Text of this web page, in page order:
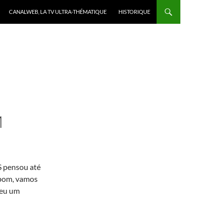
CANALWEB, LA TV ULTRA-THÉMATIQUE HISTORIQUE
pensou até
vamos
um